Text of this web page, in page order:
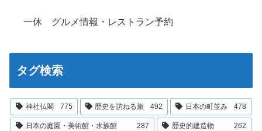
一休 グルメ情報・レストラン予約
タグ検索
神社仏閣 775 歴史を訪ねる旅 492 日本の町並み 478
日本の庭園・美術館・水族館 287 歴史的建造物 262